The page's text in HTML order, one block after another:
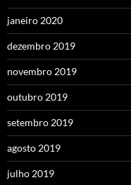
janeiro 2020
dezembro 2019
novembro 2019
outubro 2019
setembro 2019
agosto 2019
julho 2019